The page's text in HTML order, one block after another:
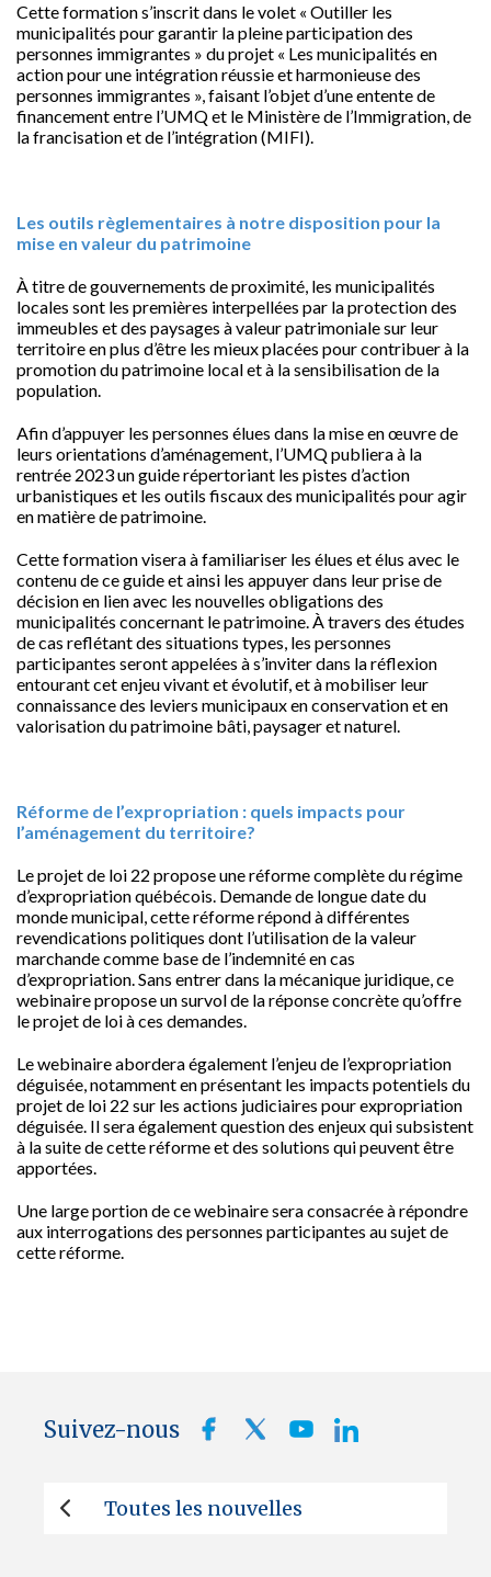
Cette formation s’inscrit dans le volet « Outiller les
municipalités pour garantir la pleine participation des
personnes immigrantes » du projet « Les municipalités en
action pour une intégration réussie et harmonieuse des
personnes immigrantes », faisant l’objet d’une entente de
financement entre l’UMQ et le Ministère de l’Immigration, de
la francisation et de l’intégration (MIFI).
Les outils règlementaires à notre disposition pour la
mise en valeur du patrimoine
À titre de gouvernements de proximité, les municipalités
locales sont les premières interpellées par la protection des
immeubles et des paysages à valeur patrimoniale sur leur
territoire en plus d’être les mieux placées pour contribuer à la
promotion du patrimoine local et à la sensibilisation de la
population.
Afin d’appuyer les personnes élues dans la mise en œuvre de
leurs orientations d’aménagement, l’UMQ publiera à la
rentrée 2023 un guide répertoriant les pistes d’action
urbanistiques et les outils fiscaux des municipalités pour agir
en matière de patrimoine.
Cette formation visera à familiariser les élues et élus avec le
contenu de ce guide et ainsi les appuyer dans leur prise de
décision en lien avec les nouvelles obligations des
municipalités concernant le patrimoine. À travers des études
de cas reflétant des situations types, les personnes
participantes seront appelées à s’inviter dans la réflexion
entourant cet enjeu vivant et évolutif, et à mobiliser leur
connaissance des leviers municipaux en conservation et en
valorisation du patrimoine bâti, paysager et naturel.
Réforme de l’expropriation : quels impacts pour
l’aménagement du territoire?
Le projet de loi 22 propose une réforme complète du régime
d’expropriation québécois. Demande de longue date du
monde municipal, cette réforme répond à différentes
revendications politiques dont l’utilisation de la valeur
marchande comme base de l’indemnité en cas
d’expropriation. Sans entrer dans la mécanique juridique, ce
webinaire propose un survol de la réponse concrète qu’offre
le projet de loi à ces demandes.
Le webinaire abordera également l’enjeu de l’expropriation
déguisée, notamment en présentant les impacts potentiels du
projet de loi 22 sur les actions judiciaires pour expropriation
déguisée. Il sera également question des enjeux qui subsistent
à la suite de cette réforme et des solutions qui peuvent être
apportées.
Une large portion de ce webinaire sera consacrée à répondre
aux interrogations des personnes participantes au sujet de
cette réforme.
Suivez-nous
Toutes les nouvelles